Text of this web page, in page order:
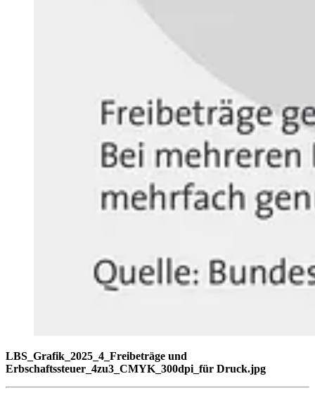
LBS_Grafik_2025_4_Freibeträge und
Erbschaftssteuer_4zu3_CMYK_300dpi_für Druck.jpg